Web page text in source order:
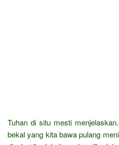
Tuhan di situ mesti
bekal yang kita bawa pulang